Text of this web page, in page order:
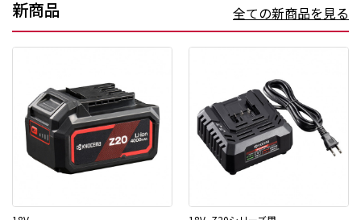
新商品 全ての新商品を見る